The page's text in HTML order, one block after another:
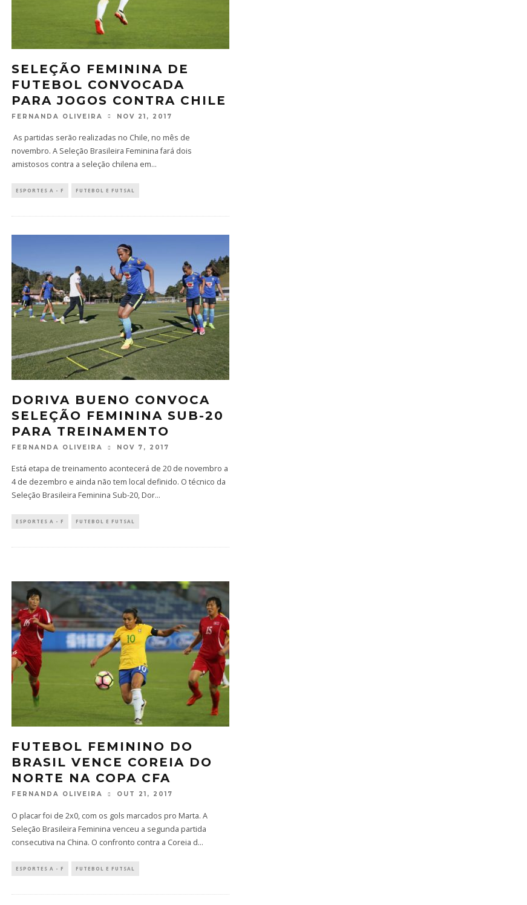
SELEÇÃO FEMININA DE
FUTEBOL CONVOCADA
PARA JOGOS CONTRA CHILE
FERNANDA OLIVEIRA NOV 21, 2017
As partidas serão realizadas no Chile, no mês de
novembro. A Seleção Brasileira Feminina fará dois
amistosos contra a seleção chilena em...
ESPORTES A - F FUTEBOL E FUTSAL
DORIVA BUENO CONVOCA
SELEÇÃO FEMININA SUB-20
PARA TREINAMENTO
FERNANDA OLIVEIRA NOV 7, 2017
Está etapa de treinamento acontecerá de 20 de novembro a
4 de dezembro e ainda não tem local definido. O técnico da
Seleção Brasileira Feminina Sub-20, Dor...
ESPORTES A - F FUTEBOL E FUTSAL
FUTEBOL FEMININO DO
BRASIL VENCE COREIA DO
NORTE NA COPA CFA
FERNANDA OLIVEIRA OUT 21, 2017
O placar foi de 2x0, com os gols marcados pro Marta. A
Seleção Brasileira Feminina venceu a segunda partida
consecutiva na China. O confronto contra a Coreia d...
ESPORTES A - F FUTEBOL E FUTSAL